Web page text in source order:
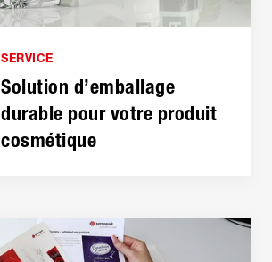
SERVICE
Solution d’emballage
durable pour votre produit
cosmétique